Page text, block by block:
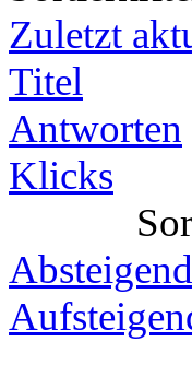
Zuletzt
Titel
Antworten
Klicks
Absteigend